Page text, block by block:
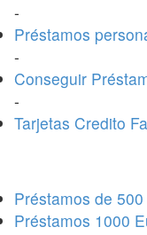
-
Préstamos
-
Conseguir
-
Tarjetas Credito
Préstamos de
Préstamos 1000